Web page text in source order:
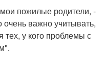
пожилые родители, -
важно учитывать,
тех, у кого проблемы с